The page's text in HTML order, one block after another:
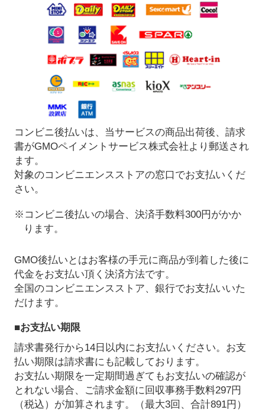
コンビニ後払いは、当サービスの商品出荷後、請求
書がGMOペイメントサービス株式会社より郵送され
ます。
対象のコンビニエンスストアの窓口でお支払いくだ
さい。
※コンビニ後払いの場合、決済手数料300円がかか
ります。
GMO後払いとはお客様の手元に商品が到着した後に
代金をお支払い頂く決済方法です。
全国のコンビニエンスストア、銀行でお支払いいた
だけます。
■お支払い期限
請求書発行から14日以内にお支払いください。お支
払い期限は請求書にも記載しております。
お支払い期限を一定期間過ぎてもお支払いの確認が
とれない場合、ご請求金額に回収事務手数料297円
（税込）が加算されます。（最大3回、合計891円）